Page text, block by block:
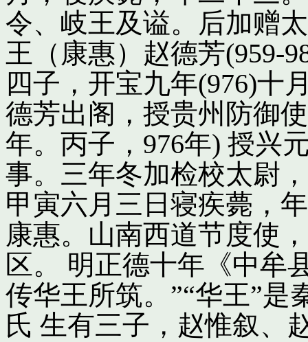
令、岐王及谥。后加赠
王（康惠）赵德芳(959-
四子，开宝九年(976)十
德芳出阁，授贵州防御
年。丙子，976年) 授兴
事。三年冬加检校太尉
甲寅六月三日寝疾薨，
康惠。山南西道节度使
区。 明正德十年《中牟
传华王所筑。”“华王”是
氏 生有三子，赵惟叙、